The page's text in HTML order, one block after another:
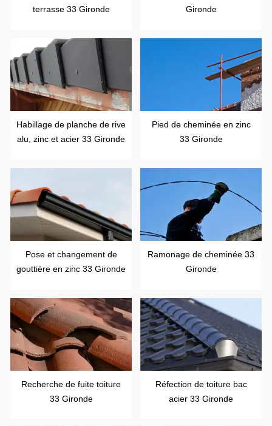
terrasse 33 Gironde
Gironde
Habillage de planche de rive
alu, zinc et acier 33 Gironde
Pied de cheminée en zinc
33 Gironde
Pose et changement de
gouttière en zinc 33 Gironde
Ramonage de cheminée 33
Gironde
Recherche de fuite toiture
33 Gironde
Réfection de toiture bac
acier 33 Gironde